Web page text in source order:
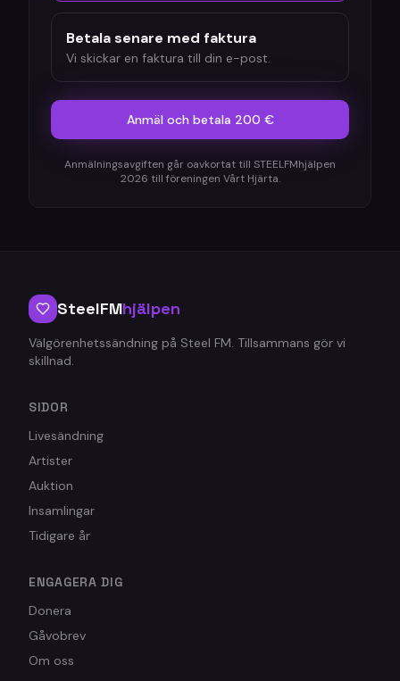
Betala senare med faktura
Vi skickar en faktura till din e-post.
Anmäl och betala 200 €
Anmälningsavgiften går oavkortat till STEELFMhjälpen
2026 till föreningen Vårt Hjärta.
SteelFMhjälpen
Välgörenhetssändning på Steel FM. Tillsammans gör vi
skillnad.
SIDOR
Livesändning
Artister
Auktion
Insamlingar
Tidigare år
ENGAGERA DIG
Donera
Gåvobrev
Om oss